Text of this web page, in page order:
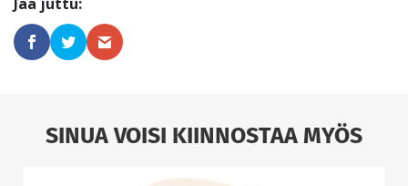
SINUA VOISI KIINNOSTAA MYÖS